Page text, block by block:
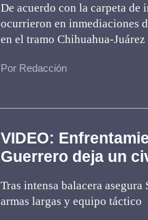
De acuerdo con la carpeta de
ocurrieron en inmediaciones
en el tramo Chihuahua-Juárez
Por Redacción
VIDEO:
Guerrero deja un
Tras intensa balacera
armas largas y equipo táctico